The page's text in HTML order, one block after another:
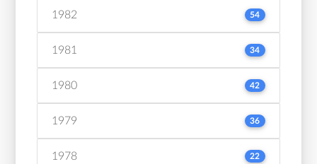
1982 54
1981 34
1980 42
1979 36
1978 22